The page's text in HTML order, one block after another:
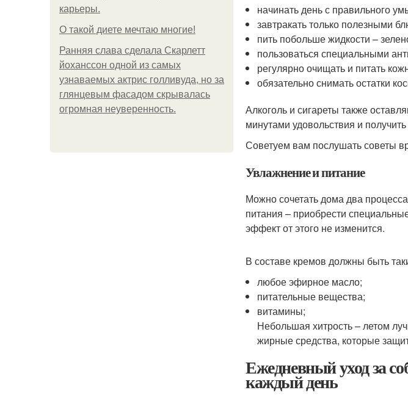
карьеры.
О такой диете мечтаю многие!
Ранняя слава сделала Скарлетт
йоханссон одной из самых
узнаваемых актрис голливуда, но за
глянцевым фасадом скрывалась
огромная неуверенность.
начинать день с правильного
завтракать только полезными
пить побольше жидкости –
пользоваться специальными
регулярно очищать и питать
обязательно снимать остатки
Алкоголь и сигареты также
минутами удовольствия и
Советуем вам послушать советы
Увлажнение и питание
Можно сочетать дома два
питания – приобрести
эффект от этого не изменится.
В составе кремов должны быть
любое эфирное масло;
питательные вещества;
витамины;
Небольшая хитрость – летом
жирные средства, которые
Ежедневный уход за
каждый день